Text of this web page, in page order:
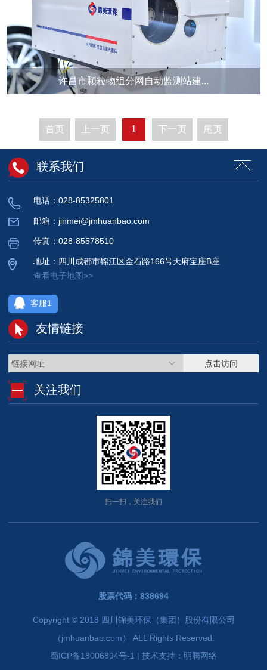
许昌市颗粒物组分网自动监测站建...
首页 上一页 1 下一页 尾页
联系我们
电话：028-85325801
邮箱：jinmei@jmhuanbao.com
传真：028-85578510
地址：四川成都市锦江区金石路166号天府宝座B座
查看电子地图>>
客服1
友情链接
链接网址 点击访问
关注我们
扫一扫，关注我们
股票代码：838694
Copyright © 2018 四川锦美环保（集团）股份有限公司
（jmhuanbao.com） ALL Rights Reserved.
蜀ICP备18006894号-1 | 技术支持： 明腾网络